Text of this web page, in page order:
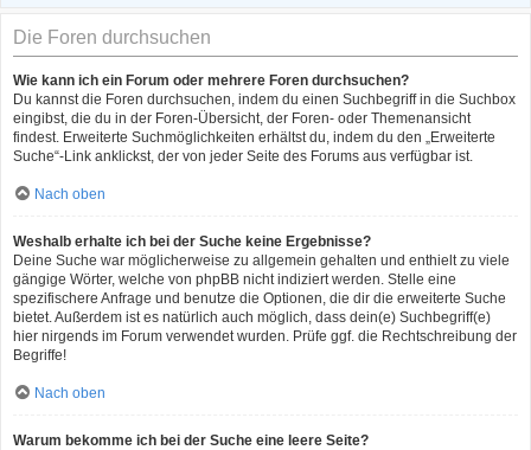
Die Foren durchsuchen
Wie kann ich ein Forum oder mehrere Foren durchsuchen?
Du kannst die Foren durchsuchen, indem du einen Suchbegriff in die Suchbox
eingibst, die du in der Foren-Übersicht, der Foren- oder Themenansicht
findest. Erweiterte Suchmöglichkeiten erhältst du, indem du den „Erweiterte
Suche“-Link anklickst, der von jeder Seite des Forums aus verfügbar ist.
Nach oben
Weshalb erhalte ich bei der Suche keine Ergebnisse?
Deine Suche war möglicherweise zu allgemein gehalten und enthielt zu viele
gängige Wörter, welche von phpBB nicht indiziert werden. Stelle eine
spezifischere Anfrage und benutze die Optionen, die dir die erweiterte Suche
bietet. Außerdem ist es natürlich auch möglich, dass dein(e) Suchbegriff(e)
hier nirgends im Forum verwendet wurden. Prüfe ggf. die Rechtschreibung der
Begriffe!
Nach oben
Warum bekomme ich bei der Suche eine leere Seite?